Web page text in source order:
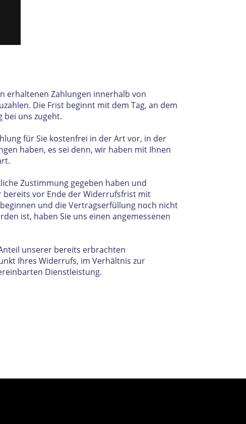
erhaltenen Zahlungen innerhalb von
Die Frist beginnt mit dem Tag, an dem
bei uns zugeht.
für Sie kostenfrei in der Art vor, in der
haben, es sei denn, wir haben mit Ihnen
Zustimmung gegeben haben und
bereits vor Ende der Widerrufsfrist mit
und die Vertragserfüllung noch nicht
ist, haben Sie uns einen angemessenen
unserer bereits erbrachten
Ihres Widerrufs, im Verhältnis zur
Dienstleistung.